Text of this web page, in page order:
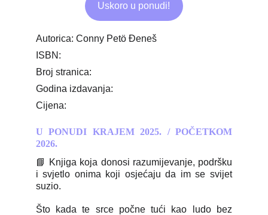
Autorica: Conny Petö Đeneš
ISBN:
Broj stranica:
Godina izdavanja:
Cijena:
Uskoro u ponudi!
U PONUDI KRAJEM 2025. / POČETKOM
2026.
📘 Knjiga koja donosi razumijevanje, podršku
i svjetlo onima koji osjećaju da im se svijet
suzio.
Što kada te srce počne tući kao ludo bez